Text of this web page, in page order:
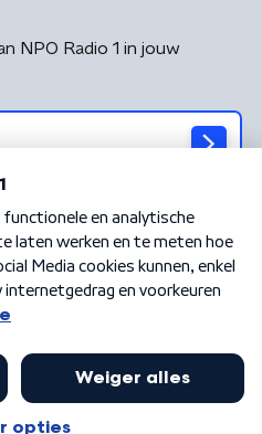
NPO Radio 1 in jouw